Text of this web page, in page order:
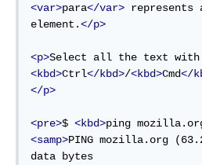
<var>para</var> represents
element.</p>
<p>
<kbd>Ctrl</kbd>/<kbd>Cmd</
</p>
<pre>$ <kbd>ping
<samp>PING mozilla.org
data bytes